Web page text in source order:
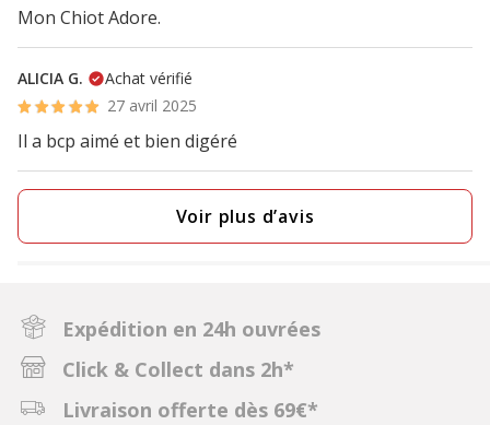
Mon Chiot Adore.
ALICIA G.
Achat vérifié
27 avril 2025
Il a bcp aimé et bien digéré
Voir plus d’avis
Expédition en 24h ouvrées
Click & Collect dans 2h*
Livraison offerte dès 69€*